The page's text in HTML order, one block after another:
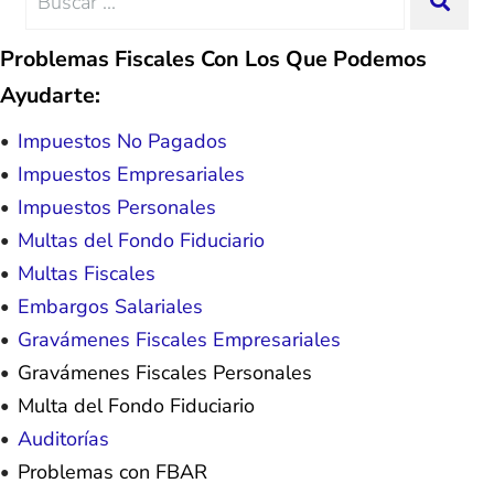
possible because of J Miller, and I am
Problemas Fiscales Con Los Que Podemos
Ayudarte:
Impuestos No Pagados
Impuestos Empresariales
Impuestos Personales
Multas del Fondo Fiduciario
Multas Fiscales
Embargos Salariales
Gravámenes Fiscales Empresariales
Gravámenes Fiscales Personales
Multa del Fondo Fiduciario
Auditorías
Problemas con FBAR